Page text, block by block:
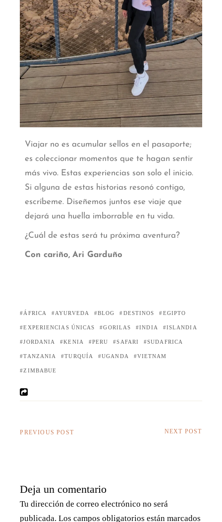
Viajar no es acumular sellos en el pasaporte;
es coleccionar momentos que te hagan sentir
más vivo. Estas experiencias son solo el inicio.
Si alguna de estas historias resonó contigo,
escríbeme. Diseñemos juntos ese viaje que
dejará una huella imborrable en tu vida.
¿Cuál de estas será tu próxima aventura?
Con cariño, Ari Garduño
ÁFRICA AYURVEDA BLOG DESTINOS EGIPTO
EXPERIENCIAS ÚNICAS GORILAS INDIA ISLANDIA
JORDANIA KENIA PERU SAFARI SUDAFRICA
TANZANIA TURQUÍA UGANDA VIETNAM
ZIMBABUE
PREVIOUS POST NEXT POST
Deja un comentario
Tu dirección de correo electrónico no será
publicada. Los campos obligatorios están marcados